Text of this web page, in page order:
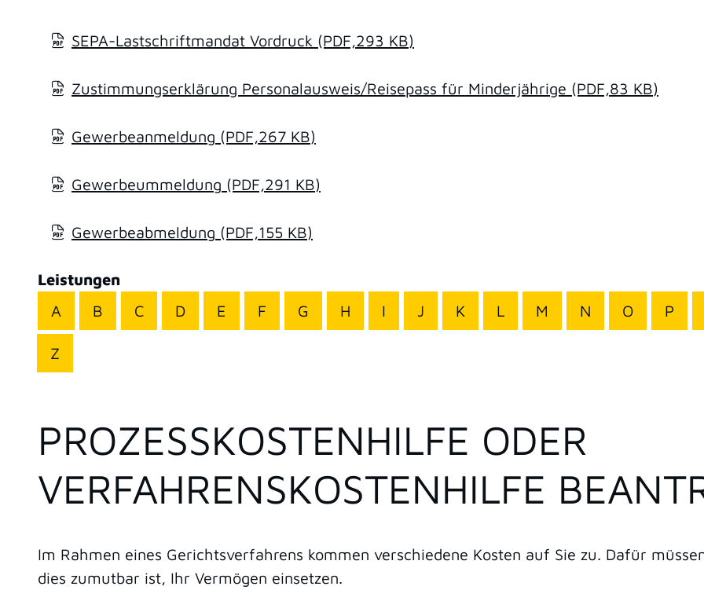
SEPA-Lastschriftmandat Vordruck (PDF,293 KB)
Zustimmungserklärung Personalausweis/Reisepass für Minderjährige (PDF,83 KB)
Gewerbeanmeldung (PDF,267 KB)
Gewerbeummeldung (PDF,291 KB)
Gewerbeabmeldung (PDF,155 KB)
Leistungen
A
B C D E F G H I J K L M N O P
Z
PROZESSKOSTENHILFE ODER
VERFAHRENSKOSTENHILFE
Im Rahmen eines Gerichtsverfahrens kommen verschiedene Kosten auf Sie zu. Dafür
dies zumutbar ist, Ihr Vermögen einsetzen.